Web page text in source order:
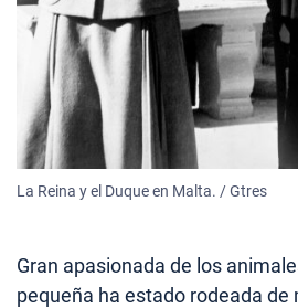
La Reina y el Duque en Malta. / Gtres
Gran apasionada de los
pequeña ha estado rodeada de